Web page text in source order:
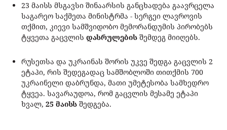
23 მაისს მსგავსი შინაარსის განცხადება გაავრცელა
საგარეო საქმეთა მინისტრმა - სერგეი ლავროვის
თქმით, კიევი სამშვიდობო მემორანდუმის პირობებს
ტყვეთა გაცვლის დასრულების შემდეგ მიიღებს.
რუსეთსა და უკრაინას შორის უკვე შედგა გაცვლის 2
ეტაპი, რის შედეგადაც სამშობლოში თითქმის 700
უკრაინელი დაბრუნდა, მათი უმეტესობა სამხედრო
ტყვეა. სავარაუდოა, რომ გაცვლის მესამე ეტაპი
ხვალ, 25 მაისს შედგება.